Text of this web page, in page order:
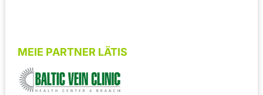
MEIE PARTNER LÄTIS